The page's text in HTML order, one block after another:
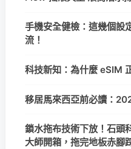
手機安全健檢：這幾個設
流！
科技新知：為什麼 eSIM
移居馬來西亞前必讀：
鎖水拖布技術下放！石
大師開箱，拖完地板赤腳